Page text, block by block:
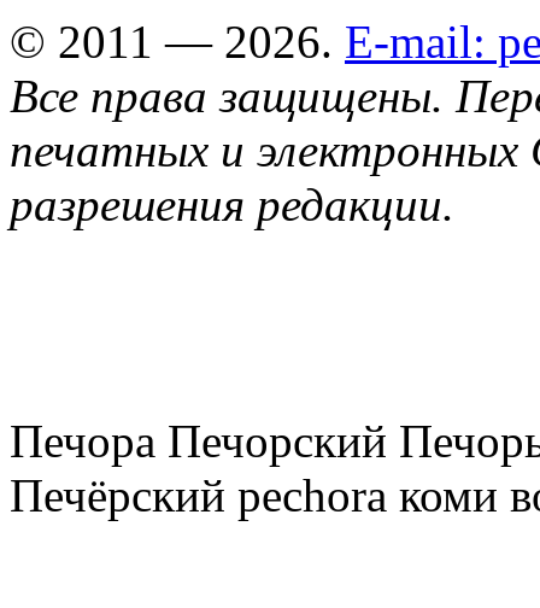
© 2011 — 2026. E-mail:
Все права защищены.
печатных и
разрешения редакции.
Печора Печорский
Печёрский pechora коми